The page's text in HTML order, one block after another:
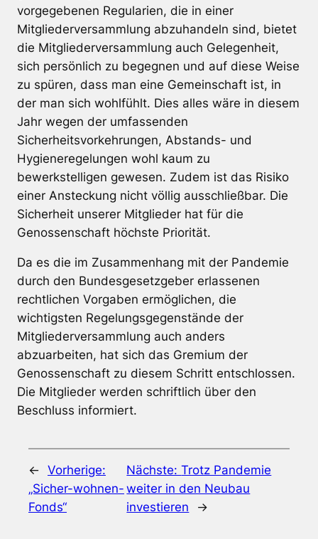
vorgegebenen Regularien, die in einer
Mitgliederversammlung abzuhandeln sind, bietet
die Mitgliederversammlung auch Gelegenheit,
sich persönlich zu begegnen und auf diese Weise
zu spüren, dass man eine Gemeinschaft ist, in
der man sich wohlfühlt. Dies alles wäre in diesem
Jahr wegen der umfassenden
Sicherheitsvorkehrungen, Abstands- und
Hygieneregelungen wohl kaum zu
bewerkstelligen gewesen. Zudem ist das Risiko
einer Ansteckung nicht völlig ausschließbar. Die
Sicherheit unserer Mitglieder hat für die
Genossenschaft höchste Priorität.
Da es die im Zusammenhang mit der Pandemie
durch den Bundesgesetzgeber erlassenen
rechtlichen Vorgaben ermöglichen, die
wichtigsten Regelungsgegenstände der
Mitgliederversammlung auch anders
abzuarbeiten, hat sich das Gremium der
Genossenschaft zu diesem Schritt entschlossen.
Die Mitglieder werden schriftlich über den
Beschluss informiert.
← Vorherige:
„Sicher-wohnen-
Fonds“
Nächste:Trotz Pandemie
weiter in den Neubau
investieren
→